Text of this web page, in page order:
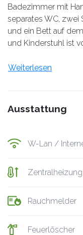
Badezimmer mit
separates WC,
und ein Bett auf
und Kinderstuhl ist
Weiterlesen
Ausstattung
W-Lan /
Zentralheizung
Rauchmelder
Feuerlöscher